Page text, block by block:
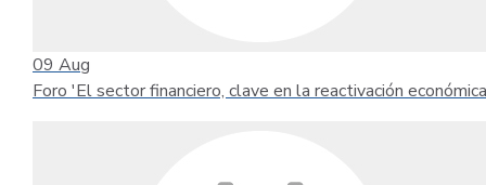
09 Aug
Foro 'El sector financiero, clave en la reactivación